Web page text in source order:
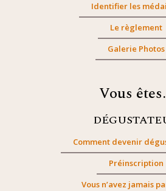
Identifier les
Le règlement
Galerie Photos
Vous
Comment devenir
Préinscription
Vous n’avez jamais